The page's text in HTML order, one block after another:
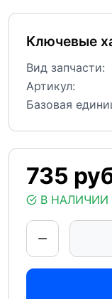
735
В НАЛИЧИИ
Ключевые
Вид запчасти:
Артикул:
Базовая